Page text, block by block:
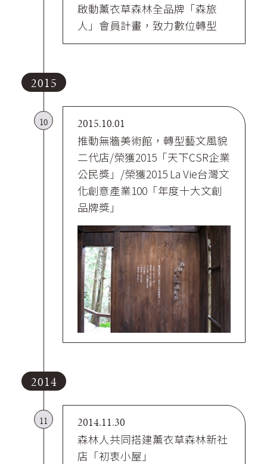
啟動薰衣草森林全品牌「森旅
人」會員計畫，致力數位轉型
2015
10
2015.10.01
推動無牆美術館，轉型藝文風貌
二代店/榮獲2015「天下CSR企業
公民獎」/榮獲2015 La Vie台灣文
化創意產業100「年度十大文創
品牌獎」
2014
11
2014.11.30
森林人共同搭建薰衣草森林新社
店「初衷小屋」